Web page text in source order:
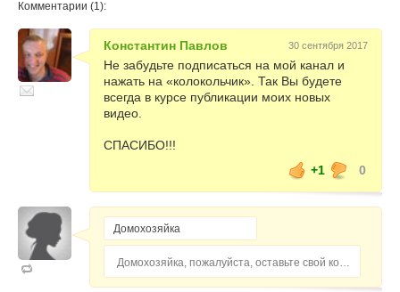
Комментарии (1):
Константин Павлов 30 сентября 2017
Не забудьте подписаться на мой канал и
нажать на «колокольчик». Так Вы будете
всегда в курсе публикации моих новых
видео.
СПАСИБО!!!
+1
0
Домохозяйка, пожалуйста, оставьте свой комментарий...